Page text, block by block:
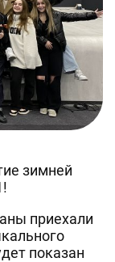
зимней
приехали
показан